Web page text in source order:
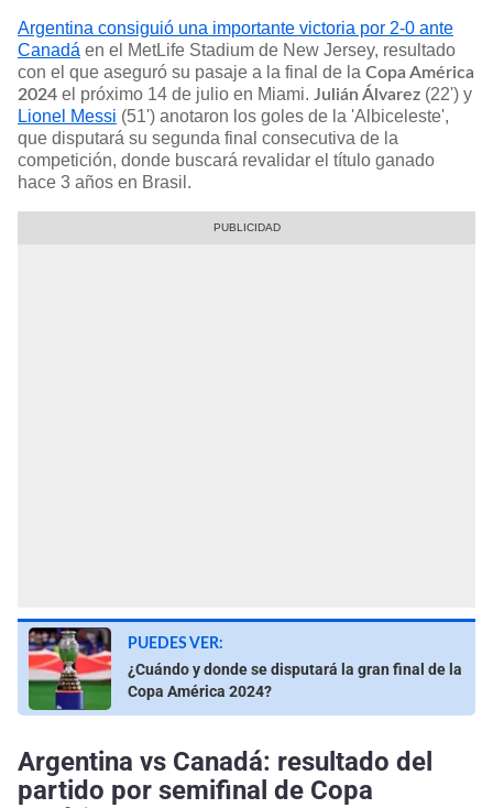
Argentina consiguió una importante victoria por 2-0 ante
Canadá en el MetLife Stadium de New Jersey, resultado
con el que aseguró su pasaje a la final de la Copa América
2024 el próximo 14 de julio en Miami. Julián Álvarez (22') y
Lionel Messi (51') anotaron los goles de la 'Albiceleste',
que disputará su segunda final consecutiva de la
competición, donde buscará revalidar el título ganado
hace 3 años en Brasil.
PUEDES VER:
¿Cuándo y donde se disputará la gran final de la
Copa América 2024?
Argentina vs Canadá: resultado del
partido por semifinal de Copa